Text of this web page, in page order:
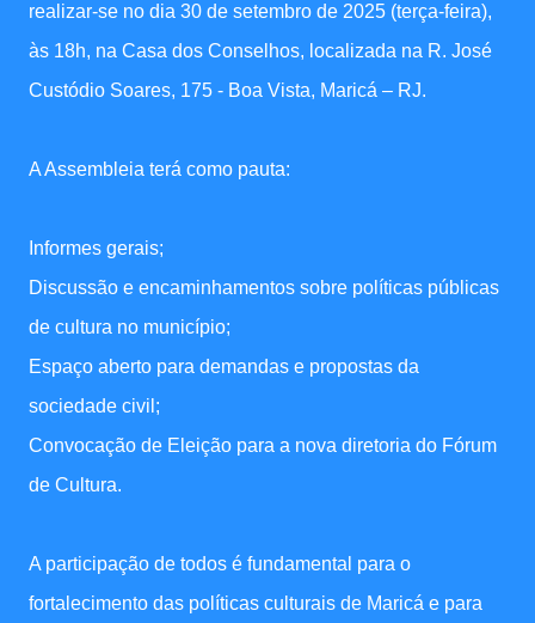
realizar-se no dia 30 de setembro de 2025 (terça-feira),
às 18h, na Casa dos Conselhos, localizada na R. José
Custódio Soares, 175 - Boa Vista, Maricá – RJ.
A Assembleia terá como pauta:
Informes gerais;
Discussão e encaminhamentos sobre políticas públicas
de cultura no município;
Espaço aberto para demandas e propostas da
sociedade civil;
Convocação de Eleição para a nova diretoria do Fórum
de Cultura.
A participação de todos é fundamental para o
fortalecimento das políticas culturais de Maricá e para